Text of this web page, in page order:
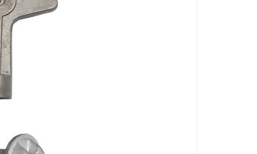
جاسوئیچی ، کاور ریموت خودرو
واکس ، پولیش و تمیز کننده خودرو
سیستم صوتی و تصویری خودرو